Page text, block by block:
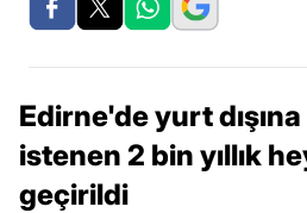
Edirne'de yurt dışına
istenen 2 bin yıllık
geçirildi